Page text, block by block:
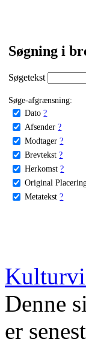
Søgning i
Søgetekst
Søge-afgrænsning:
Dato ?
Afsender ?
Modtager ?
Brevtekst ?
Herkomst ?
Original
Metatekst ?
Denne
er